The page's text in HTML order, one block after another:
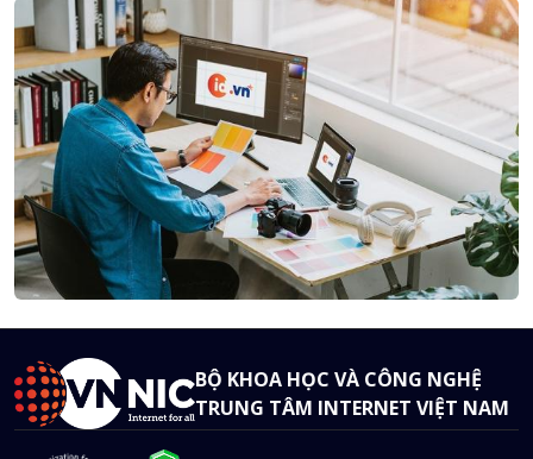
BỘ KHOA HỌC VÀ CÔNG NGHỆ
TRUNG TÂM INTERNET VIỆT NAM